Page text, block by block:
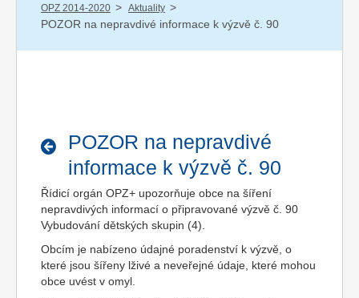
OPZ 2014-2020 / Aktuality /
POZOR na nepravdivé informace k výzvě č. 90
POZOR na nepravdivé
informace k výzvě č. 90
Řídicí orgán OPZ+ upozorňuje obce na šíření
nepravdivých informací o připravované výzvě č. 90
Vybudování dětských skupin (4).
Obcím je nabízeno údajné poradenství k výzvě, o
které jsou šířeny lživé a neveřejné údaje, které mohou
obce uvést v omyl.